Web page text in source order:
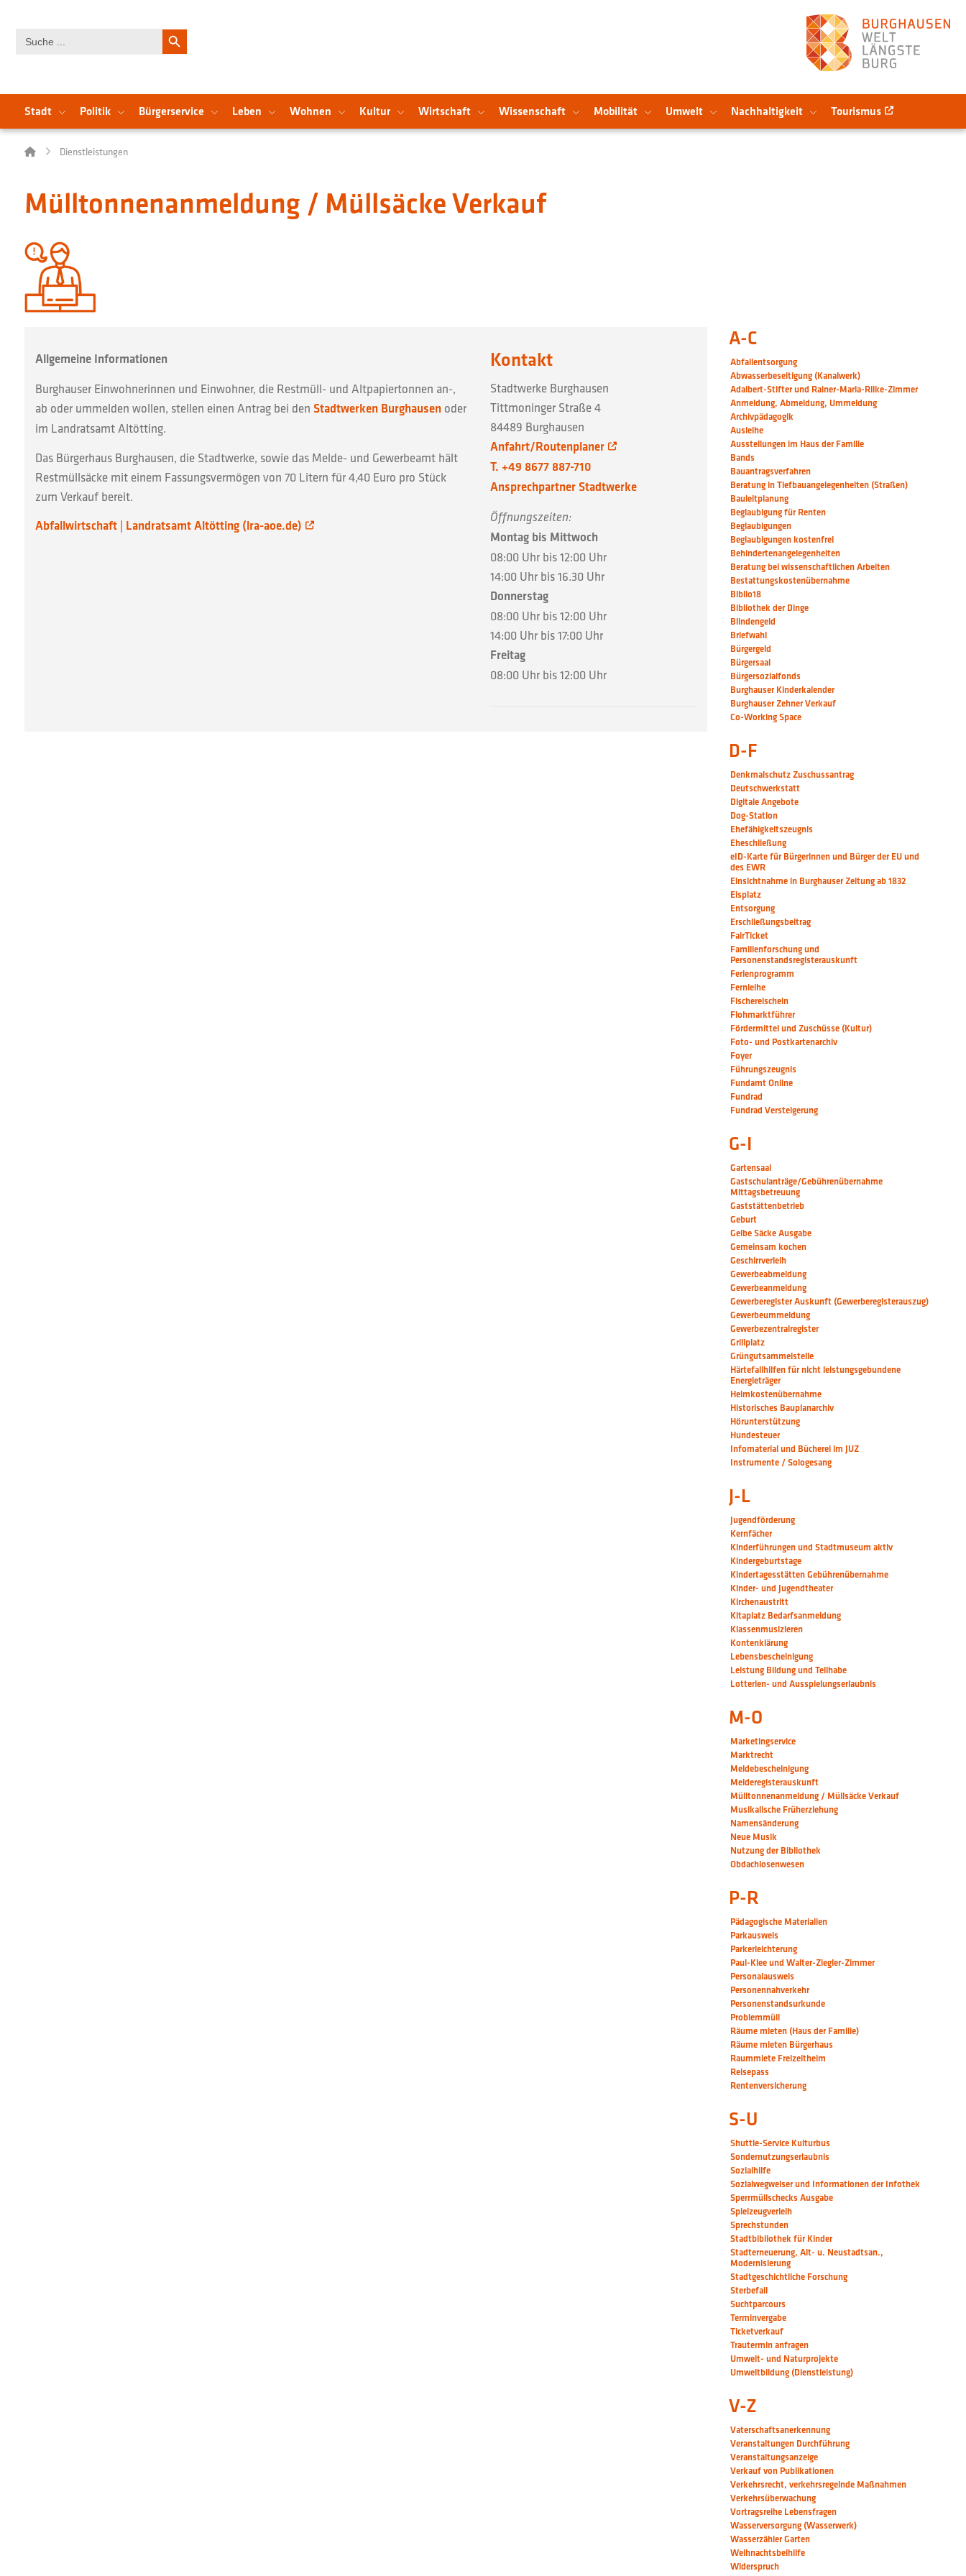
for:
Search Button
Stadt Politik Bürgerservice Leben Wohnen Kultur Wirtschaft Wissenschaft Mobilität Umwelt Nachhaltigkeit Tourismus
Dienstleistungen
Mülltonnenanmeldung / Müllsäcke Verkauf
Allgemeine Informationen
Burghauser Einwohnerinnen und Einwohner, die Restmüll- und Altpapiertonnen an-,
ab oder ummelden wollen, stellen einen Antrag bei den Stadtwerken Burghausenoder
im Landratsamt Altötting.
Das Bürgerhaus Burghausen, die Stadtwerke, sowie das Melde- und Gewerbeamt hält
Restmüllsäcke mit einem Fassungsvermögen von 70 Litern für 4,40 Euro pro Stück
zum Verkauf bereit.
Abfallwirtschaft | Landratsamt Altötting (lra-aoe.de)
Kontakt
Stadtwerke Burghausen
Tittmoninger Straße 4
84489 Burghausen
Anfahrt/Routenplaner
T. +49 8677 887-710
Ansprechpartner Stadtwerke
Öffnungszeiten:
Montag bis Mittwoch
08:00 Uhr bis 12:00 Uhr
14:00 Uhr bis 16.30 Uhr
Donnerstag
08:00 Uhr bis 12:00 Uhr
14:00 Uhr bis 17:00 Uhr
Freitag
08:00 Uhr bis 12:00 Uhr
A-C
Abfallentsorgung
Abwasserbeseitigung (Kanalwerk)
Adalbert-Stifter und Rainer-Maria-Rilke-Zimmer
Anmeldung, Abmeldung, Ummeldung
Archivpädagogik
Ausleihe
Ausstellungen im Haus der Familie
Bands
Bauantragsverfahren
Beratung in Tiefbauangelegenheiten (Straßen)
Bauleitplanung
Beglaubigung für Renten
Beglaubigungen
Beglaubigungen kostenfrei
Behindertenangelegenheiten
Beratung bei wissenschaftlichen Arbeiten
Bestattungskostenübernahme
Biblio18
Bibliothek der Dinge
Blindengeld
Briefwahl
Bürgergeld
Bürgersaal
Bürgersozialfonds
Burghauser Kinderkalender
Burghauser Zehner Verkauf
Co-Working Space
D-F
Denkmalschutz Zuschussantrag
Deutschwerkstatt
Digitale Angebote
Dog-Station
Ehefähigkeitszeugnis
Eheschließung
eID-Karte für Bürgerinnen und Bürger der EU und
des EWR
Einsichtnahme in Burghauser Zeitung ab 1832
Eisplatz
Entsorgung
Erschließungsbeitrag
FairTicket
Familienforschung und
Personenstandsregisterauskunft
Ferienprogramm
Fernleihe
Fischereischein
Flohmarktführer
Fördermittel und Zuschüsse (Kultur)
Foto- und Postkartenarchiv
Foyer
Führungszeugnis
Fundamt Online
Fundrad
Fundrad Versteigerung
G-I
Gartensaal
Gastschulanträge/Gebührenübernahme
Mittagsbetreuung
Gaststättenbetrieb
Geburt
Gelbe Säcke Ausgabe
Gemeinsam kochen
Geschirrverleih
Gewerbeabmeldung
Gewerbeanmeldung
Gewerberegister Auskunft (Gewerberegisterauszug)
Gewerbeummeldung
Gewerbezentralregister
Grillplatz
Grüngutsammelstelle
Härtefallhilfen für nicht leistungsgebundene
Energieträger
Heimkostenübernahme
Historisches Bauplanarchiv
Hörunterstützung
Hundesteuer
Infomaterial und Bücherei im JUZ
Instrumente / Sologesang
J-L
Jugendförderung
Kernfächer
Kinderführungen und Stadtmuseum aktiv
Kindergeburtstage
Kindertagesstätten Gebührenübernahme
Kinder- und Jugendtheater
Kirchenaustritt
Kitaplatz Bedarfsanmeldung
Klassenmusizieren
Kontenklärung
Lebensbescheinigung
Leistung Bildung und Teilhabe
Lotterien- und Ausspielungserlaubnis
M-O
Marketingservice
Marktrecht
Meldebescheinigung
Melderegisterauskunft
Mülltonnenanmeldung / Müllsäcke Verkauf
Musikalische Früherziehung
Namensänderung
Neue Musik
Nutzung der Bibliothek
Obdachlosenwesen
P-R
Pädagogische Materialien
Parkausweis
Parkerleichterung
Paul-Klee und Walter-Ziegler-Zimmer
Personalausweis
Personennahverkehr
Personenstandsurkunde
Problemmüll
Räume mieten (Haus der Familie)
Räume mieten Bürgerhaus
Raummiete Freizeitheim
Reisepass
Rentenversicherung
S-U
Shuttle-Service Kulturbus
Sondernutzungserlaubnis
Sozialhilfe
Sozialwegweiser und Informationen der Infothek
Sperrmüllschecks Ausgabe
Spielzeugverleih
Sprechstunden
Stadtbibliothek für Kinder
Stadterneuerung, Alt- u. Neustadtsan.,
Modernisierung
Stadtgeschichtliche Forschung
Sterbefall
Suchtparcours
Terminvergabe
Ticketverkauf
Trautermin anfragen
Umwelt- und Naturprojekte
Umweltbildung (Dienstleistung)
V-Z
Vaterschaftsanerkennung
Veranstaltungen Durchführung
Veranstaltungsanzeige
Verkauf von Publikationen
Verkehrsrecht, verkehrsregelnde Maßnahmen
Verkehrsüberwachung
Vortragsreihe Lebensfragen
Wasserversorgung (Wasserwerk)
Wasserzähler Garten
Weihnachtsbeihilfe
Widerspruch